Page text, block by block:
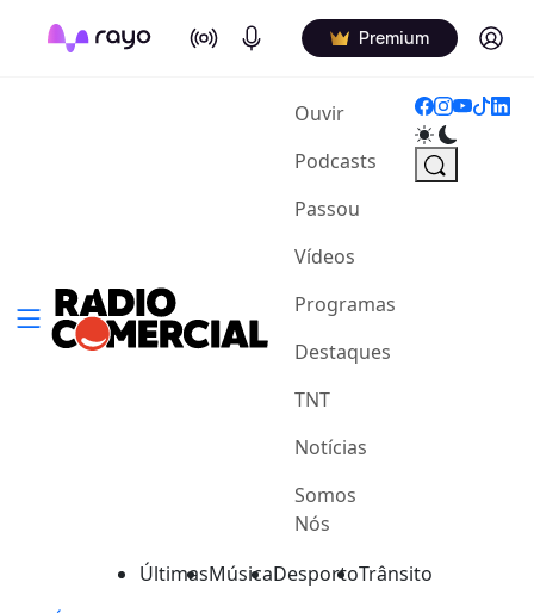
On Air Podcasts Premium Log in
Ouvir(current)
Podcasts
Passou
Vídeos
Programas
Destaques
TNT
Notícias
Somos
Nós
ÚltimasMúsicaDesportoTrânsito